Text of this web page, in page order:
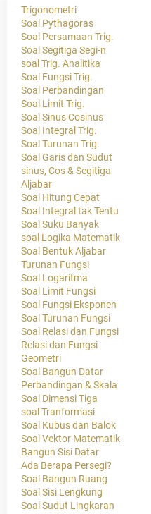
Trigonometri
Soal Pythagoras
Soal Persamaan Trig.
Soal Segitiga Segi-n
soal Trig. Analitika
Soal Fungsi Trig.
Soal Perbandingan
Soal Limit Trig.
Soal Sinus Cosinus
Soal Integral Trig.
Soal Turunan Trig.
Soal Garis dan Sudut
sinus, Cos & Segitiga
Aljabar
Soal Hitung Cepat
Soal Integral tak Tentu
Soal Suku Banyak
soal Logika Matematik
Soal Bentuk Aljabar
Turunan Fungsi
Soal Logaritma
Soal Limit Fungsi
Soal Fungsi Eksponen
Soal Turunan Fungsi
Soal Relasi dan Fungsi
Relasi dan Fungsi
Geometri
Soal Bangun Datar
Perbandingan & Skala
Soal Dimensi Tiga
soal Tranformasi
Soal Kubus dan Balok
Soal Vektor Matematik
Bangun Sisi Datar
Ada Berapa Persegi?
Soal Bangun Ruang
Soal Sisi Lengkung
Soal Sudut Lingkaran